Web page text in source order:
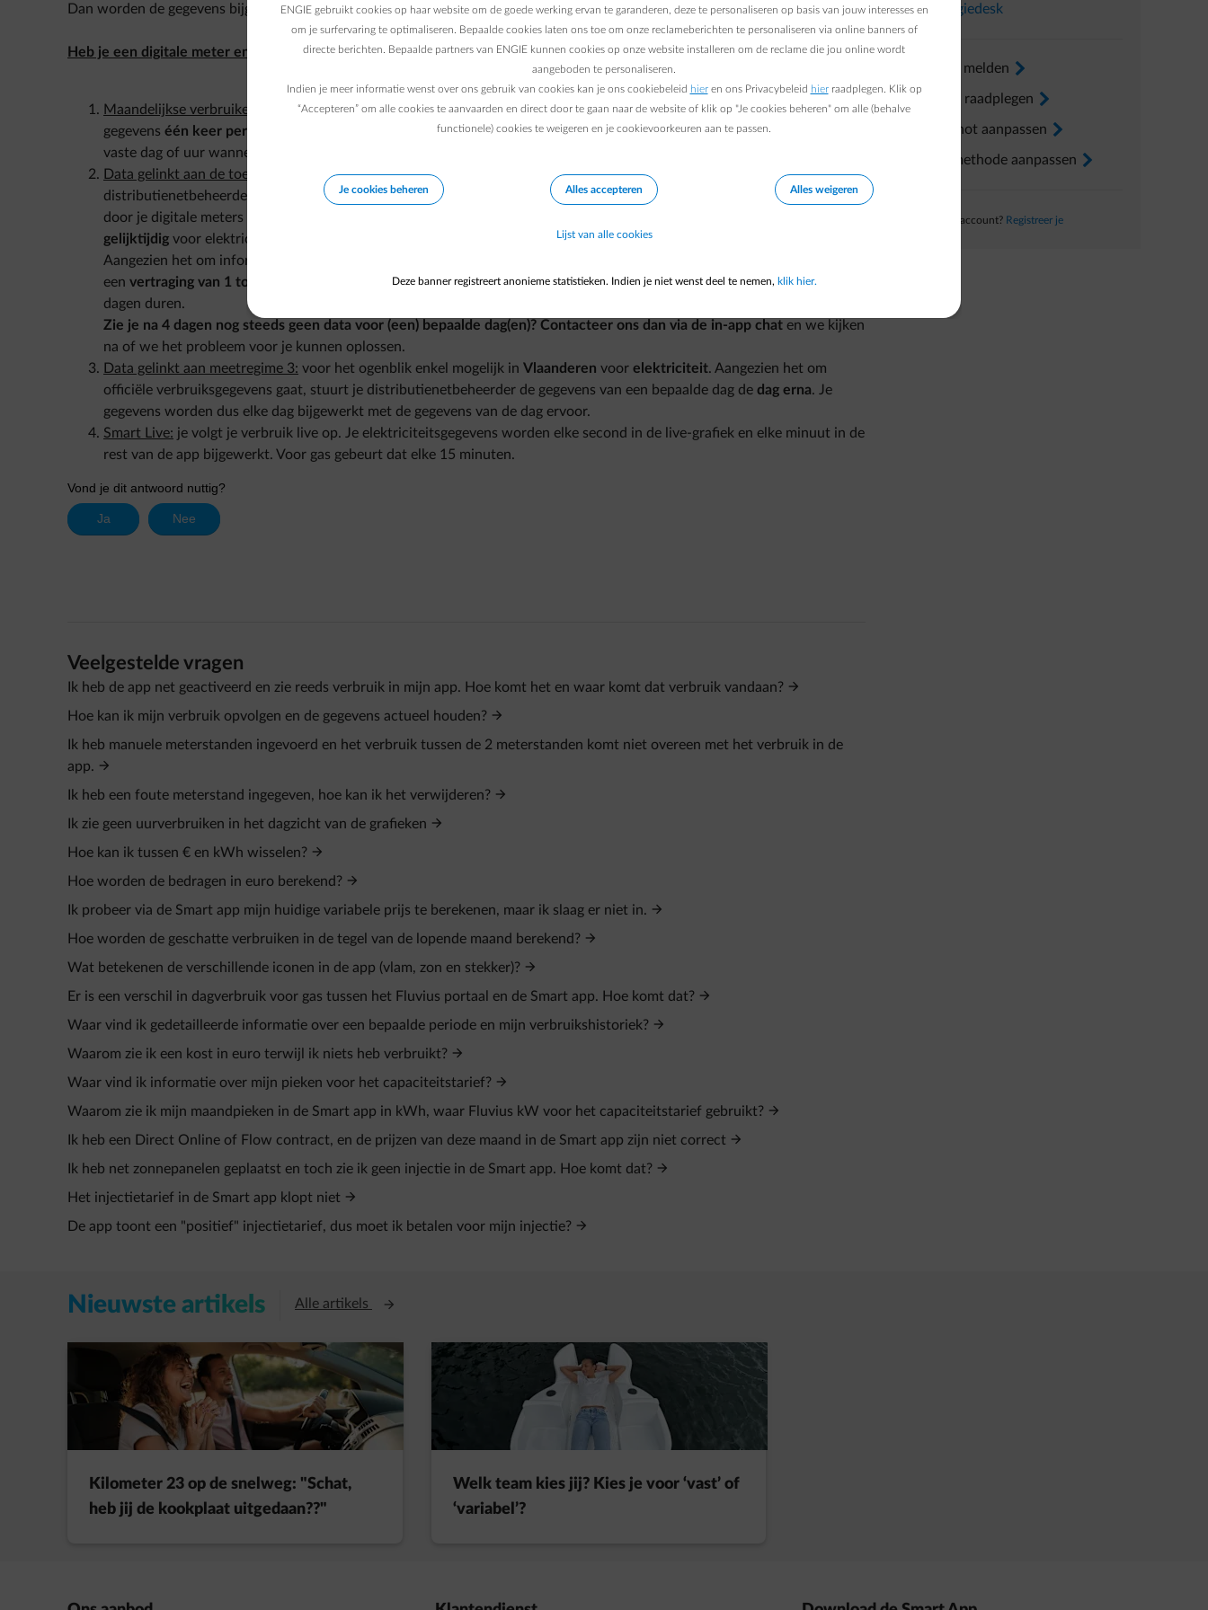
Dan worden de gegevens bijgewerkt telkens keer je een nieuwe meterstand in de app invoert.
Heb je een digitale meter en heb je één van de automatische verbruiksgegevens geactiveerd?
Maandelijkse verbruiken:
indien je distributienetbeheerder die gegevens naar ENGIE automatisch stuurt, zullen je
gegevens één keer per maand bijgewerkt
worden. Dit gebeurt aan het begin van een nieuwe maand, maar er is geen
vaste dag of uur wanneer je nieuwe gegevens beschikbaar zijn.
Data gelinkt aan de toestemming aan de netbeheerder:
voor het ogenblik enkel mogelijk bij de
distributienetbeheerder
andere distributienetbeheerders bieden het niet aan. ENGIE krijgt één keer per dagde
door je digitale meters gemeten verbruiksgegevens
gelijktijdig voor elektriciteit en gas, en is
Aangezien het om informatieve verbruiksgegevens gaat, stuurt Fluvius de gegevens van een bepaalde dag met
een vertraging van 1 tot 3 dagen
. Je gegevens worden dus normaal gezien elke dag bijgewerkt, maar het kan ook tot 3
dagen duren.
Zie je na 4 dagen nog steeds geen data voor (een) bepaalde dag(en)? Contacteer ons dan via de in-app chat en we kijken
na of we het probleem voor je kunnen oplossen.
Data gelinkt aan meetregime 3: voor het ogenblik enkel mogelijk in Vlaanderen voor elektriciteit. Aangezien het om
officiële verbruiksgegevens gaat, stuurt je distributienetbeheerder de gegevens van een bepaalde dag de dag erna. Je
gegevens worden dus elke dag bijgewerkt met de gegevens van de dag ervoor.
Smart Live: je volgt je verbruik live op. Je elektriciteitsgegevens worden elke second in de live-grafiek en elke minuut in de
rest van de app bijgewerkt. Voor gas gebeurt dat elke 15 minuten.
Veelgestelde vragen
Ik heb de app net geactiveerd en zie reeds verbruik in mijn app. Hoe komt het en waar komt dat verbruik vandaan?
Hoe kan ik mijn verbruik opvolgen en de gegevens actueel houden?
Ik heb manuele meterstanden ingevoerd en het verbruik tussen de 2 meterstanden komt niet overeen met het verbruik in de
app.
Ik heb een foute meterstand ingegeven, hoe kan ik het verwijderen?
Ik zie geen uurverbruiken in het dagzicht van de grafieken
Hoe kan ik tussen € en kWh wisselen?
Hoe worden de bedragen in euro berekend?
Ik probeer via de Smart app mijn huidige variabele prijs te berekenen, maar ik slaag er niet in.
Hoe worden de geschatte verbruiken in de tegel van de lopende maand berekend?
Wat betekenen de verschillende iconen in de app (vlam, zon en stekker)?
Er is een verschil in dagverbruik voor gas tussen het Fluvius portaal en de Smart app. Hoe komt dat?
Waar vind ik gedetailleerde informatie over een bepaalde periode en mijn verbruikshistoriek?
Waarom zie ik een kost in euro terwijl ik niets heb verbruikt?
Waar vind ik informatie over mijn pieken voor het capaciteitstarief?
Waarom zie ik mijn maandpieken in de Smart app in kWh, waar Fluvius kW voor het capaciteitstarief gebruikt?
Ik heb een Direct Online of Flow contract, en de prijzen van deze maand in de Smart app zijn niet correct
Ik heb net zonnepanelen geplaatst en toch zie ik geen injectie in de Smart app. Hoe komt dat?
Het injectietarief in de Smart app klopt niet
De app toont een "positief" injectietarief, dus moet ik betalen voor mijn injectie?
InEnergiedesk
Verhuis melden arrow-right
Factuur raadplegen arrow-right
Voorschot aanpassen arrow-right
Betaalmethode aanpassen arrow-right
Nog geen account? Registreer je
Nieuwste artikels Alle artikels Opent in een nieuw tabblad
Kilometer 23 op de snelweg: "Schat,
heb jij de kookplaat uitgedaan??"
Welk team kies jij? Kies je voor ‘vast’ of
‘variabel’?
ENGIE gebruikt cookies op haar website om de goede werking ervan te garanderen, deze te personaliseren op basis van jouw interesses en
om je surfervaring te optimaliseren. Bepaalde cookies laten ons toe om onze reclameberichten te personaliseren via online banners of
directe berichten. Bepaalde partners van ENGIE kunnen cookies op onze website installeren om de reclame die jou online wordt
aangeboden te personaliseren.
Indien je meer informatie wenst over ons gebruik van cookies kan je ons cookiebeleid hieren ons Privacybeleid hierraadplegen. Klik op
“Accepteren” om alle cookies te aanvaarden en direct door te gaan naar de website of klik op "Je cookies beheren" om alle (behalve
functionele) cookies te weigeren en je cookievoorkeuren aan te passen.
Je cookies beheren Alles accepteren Alles weigeren
Lijst van alle cookies
Deze banner registreert anonieme statistieken. Indien je niet wenst deel te nemen, klik hier.